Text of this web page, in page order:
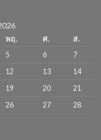
พฤ. ศ.
ส.
5 6
7
12 13
14
19 20
21
26 27 28